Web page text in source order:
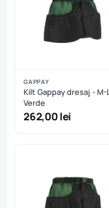
GAPPAY
Kilt Gappay dresaj - M-
Verde
262,00 lei